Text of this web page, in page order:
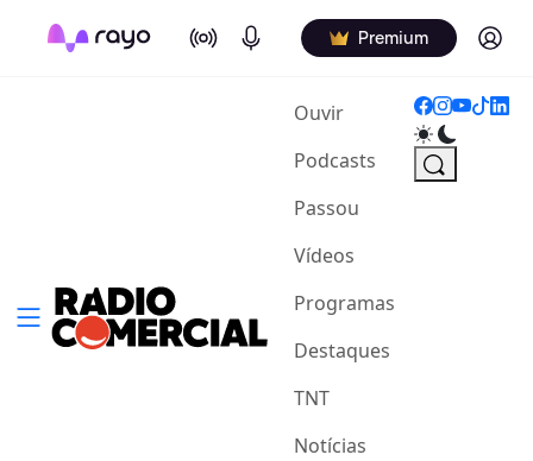
On Air Podcasts Premium Log in
Ouvir(current)
Podcasts
Passou
Vídeos
Programas
Destaques
TNT
Notícias